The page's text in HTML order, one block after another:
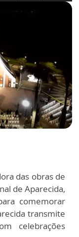
das obras de
de Aparecida,
comemorar
transmite
celebrações